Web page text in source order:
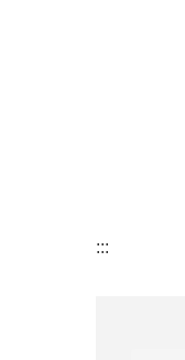
:::